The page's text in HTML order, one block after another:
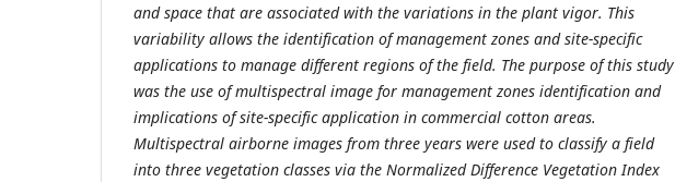
and space that are associated with the variations in the plant vigor. This
variability allows the identification of management zones and site-specific
applications to manage different regions of the field. The purpose of this study
was the use of multispectral image for management zones identification and
implications of site-specific application in commercial cotton areas.
Multispectral airborne images from three years were used to classify a field
into three vegetation classes via the Normalized Difference Vegetation Index